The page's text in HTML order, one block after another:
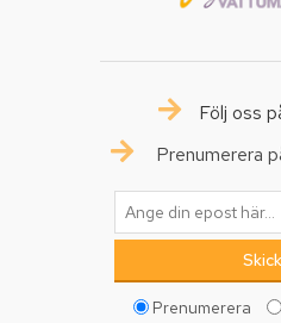
Följ oss
Prenumerera
Prenumerera